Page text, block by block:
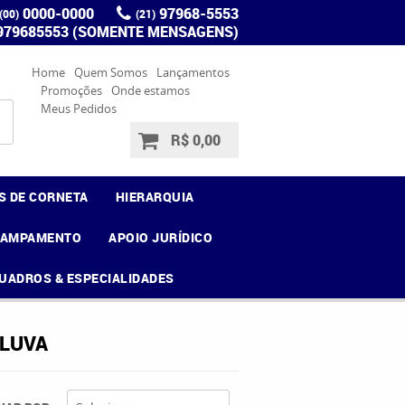
(00) 0000-0000 (21) 97968-5553
(SOMENTE MENSAGENS)
Home Quem Somos
Lançamentos
Promoções Onde estamos
Meus Pedidos
R$ 0,00
DE CORNETA HIERARQUIA
APOIO JURÍDICO
& ESPECIALIDADES